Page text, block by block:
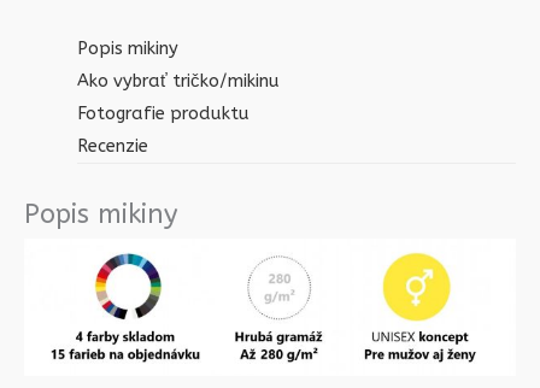
Popis mikiny
Ako vybrať tričko/mikinu
Fotografie produktu
Recenzie
Popis mikiny